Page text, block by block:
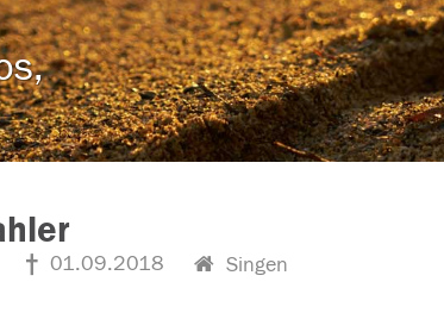
01.09.2018 Singen